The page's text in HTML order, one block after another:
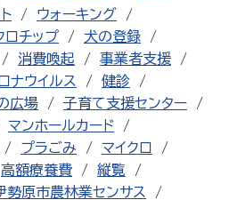
ウォーキング
ロチップ
犬の登録
消費喚起
事業者支援
ナウイルス
健診
広場
子育て支援センター
マンホールカード
プラごみ
マイクロ
高額療養費
縦覧
勢原市農林業センサス